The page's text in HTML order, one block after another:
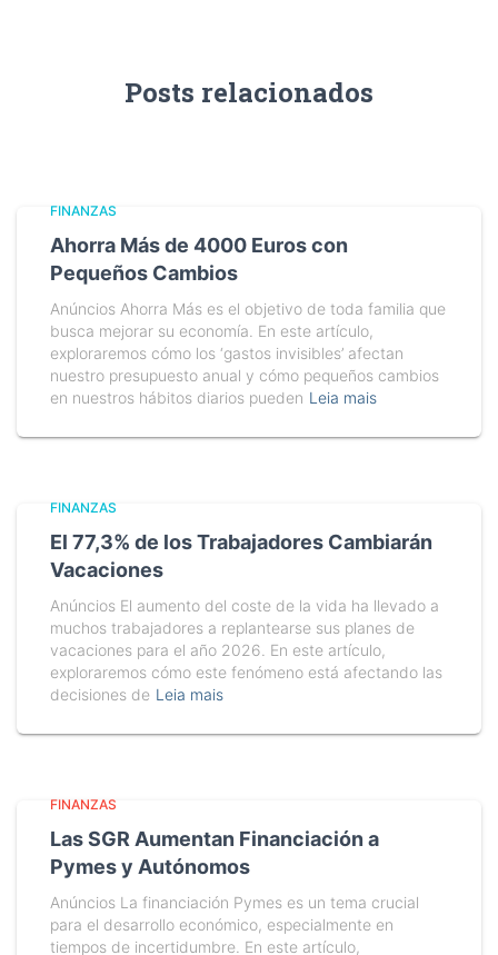
Posts relacionados
FINANZAS
Ahorra Más de 4000 Euros con
Pequeños Cambios
Anúncios Ahorra Más es el objetivo de toda familia que
busca mejorar su economía. En este artículo,
exploraremos cómo los ‘gastos invisibles’ afectan
nuestro presupuesto anual y cómo pequeños cambios
en nuestros hábitos diarios pueden Leia mais
FINANZAS
El 77,3% de los Trabajadores Cambiarán
Vacaciones
Anúncios El aumento del coste de la vida ha llevado a
muchos trabajadores a replantearse sus planes de
vacaciones para el año 2026. En este artículo,
exploraremos cómo este fenómeno está afectando las
decisiones de Leia mais
FINANZAS
Las SGR Aumentan Financiación a
Pymes y Autónomos
Anúncios La financiación Pymes es un tema crucial
para el desarrollo económico, especialmente en
tiempos de incertidumbre. En este artículo,